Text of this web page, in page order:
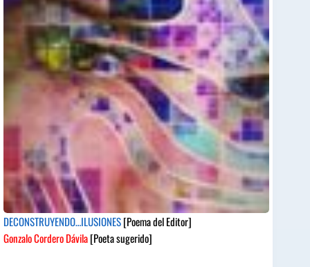
DECONSTRUYENDO…ILUSIONES[Poema del Editor]
Gonzalo Cordero Dávila[Poeta sugerido]